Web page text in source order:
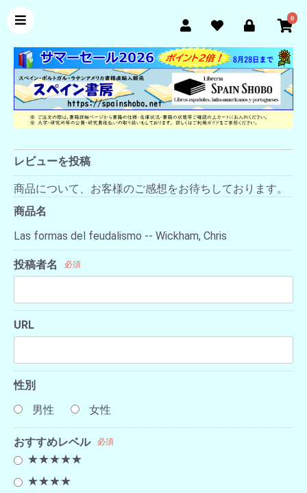
0
レビューを投稿
商品について、お客様のご感想をお待ちしております。
商品名
Las formas del feudalismo -- Wickham, Chris
投稿者名 必須
URL
性別
男性
女性
おすすめレベル 必須
★★★★★
★★★★